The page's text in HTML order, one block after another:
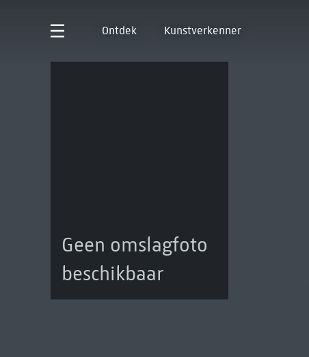
Ontdek Kunstverkenner
Geen omslagfoto
beschikbaar